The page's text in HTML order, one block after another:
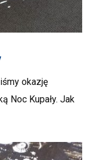
okazję
Noc Kupały. Jak